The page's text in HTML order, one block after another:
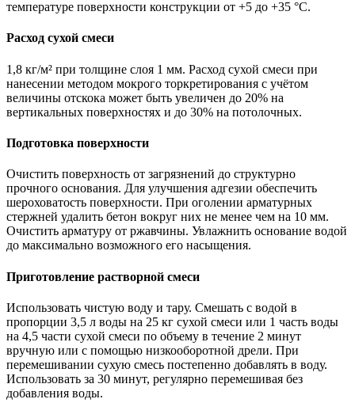
температуре поверхности конструкции от +5 до +35 °С.
Расход сухой смеси
1,8 кг/м² при толщине слоя 1 мм. Расход сухой смеси при
нанесении методом мокрого торкретирования с учётом
величины отскока может быть увеличен до 20% на
вертикальных поверхностях и до 30% на потолочных.
Подготовка поверхности
Очистить поверхность от загрязнений до структурно
прочного основания. Для улучшения адгезии обеспечить
шероховатость поверхности. При оголении арматурных
стержней удалить бетон вокруг них не менее чем на 10 мм.
Очистить арматуру от ржавчины. Увлажнить основание водой
до максимально возможного его насыщения.
Приготовление растворной смеси
Использовать чистую воду и тару. Смешать с водой в
пропорции 3,5 л воды на 25 кг сухой смеси или 1 часть воды
на 4,5 части сухой смеси по объему в течение 2 минут
вручную или с помощью низкооборотной дрели. При
перемешивании сухую смесь постепенно добавлять в воду.
Использовать за 30 минут, регулярно перемешивая без
добавления воды.